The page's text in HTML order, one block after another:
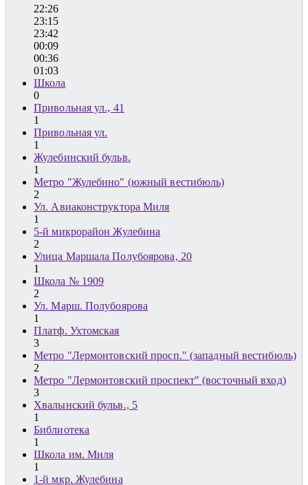
22:26
23:15
23:42
00:09
00:36
01:03
Школа
0
Привольная ул., 41
1
Привольная ул.
1
Жулебинский бульв.
1
Метро "Жулебино" (южный вестибюль)
2
Ул. Авиаконструктора Миля
1
5-й микрорайон Жулебина
2
Улица Маршала Полубоярова, 20
1
Школа № 1909
2
Ул. Марш. Полубоярова
1
Платф. Ухтомская
3
Метро "Лермонтовский просп." (западный вестибюль)
2
Метро "Лермонтовский проспект" (восточный вход)
3
Хвалынский бульв., 5
1
Библиотека
1
Школа им. Миля
1
1-й мкр. Жулебина